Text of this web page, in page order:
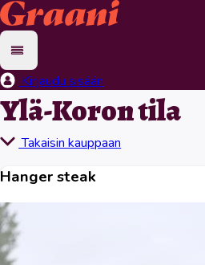
Kirjaudu sisään
Ylä-Koron tila
Takaisin kauppaan
Hanger steak